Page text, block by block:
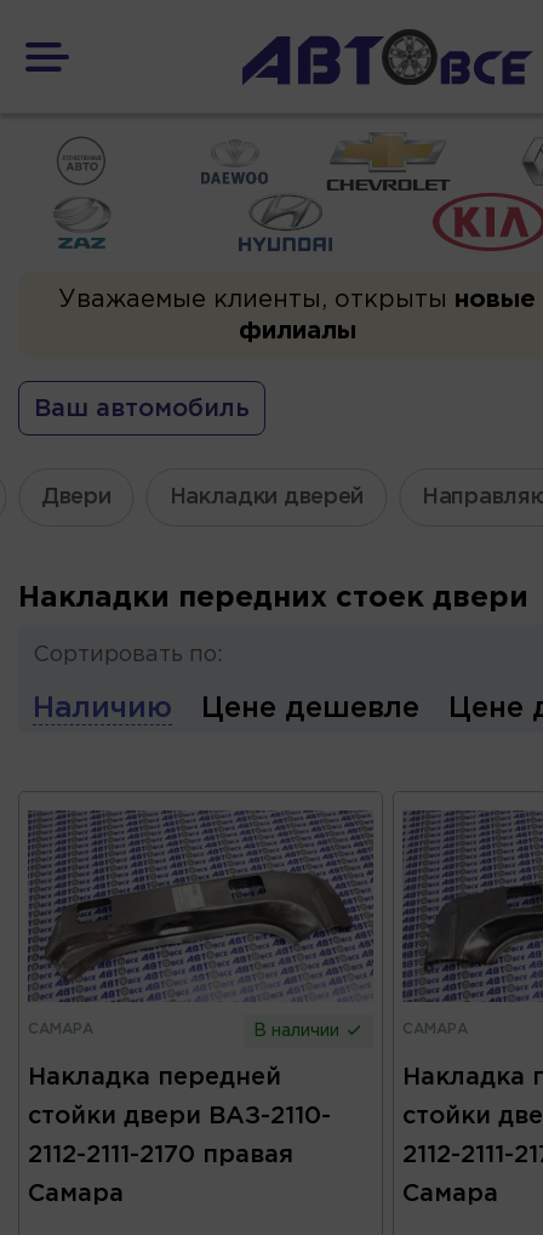
Уважаемые клиенты, открыты новые
филиалы
Ваш автомобиль
Двери Накладки дверей
Накладки передних стоек двери
Сортировать по:
Наличию Цене дешевле Цене
САМАРА В наличии
Накладка передней
стойки двери ВАЗ-2110-
2112-2111-2170 правая
Самара
САМАРА
Накладка
стойки
2112-2111-
Самара